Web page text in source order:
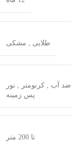
طلایی مشکی
ضد آب کرنومتر
نور
پس زمینه
تا 200 متر